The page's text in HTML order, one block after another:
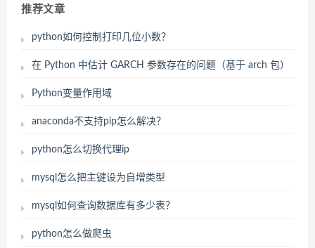
推荐文章
python如何控制打印几位小数？
在 Python 中估计 GARCH 参数存在的问题（基于 arch 包）
Python变量作用域
anaconda不支持pip怎么解决？
python怎么切换代理ip
mysql怎么把主键设为自增类型
mysql如何查询数据库有多少表？
python怎么做爬虫